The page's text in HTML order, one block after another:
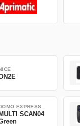
EXPRESS
MULTI SCAN04